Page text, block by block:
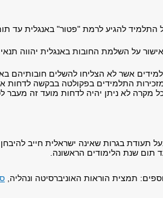
התלמיד להגיע לרמת "פטור" באנגלית עד
על השלמת החובות באנגלית יהווה
אשר לא הצליחו להשלים חובותיהם
התלמידים בפקולטה בבקשה לדחות
מקרה לא ניתן יהיה לדחות מועד זה
תעודת בגרות שאינה ישראלית חייב
תום שנת הלימודים הראשונה.
תמצית הוראות האוניברסיטה ונהליה,